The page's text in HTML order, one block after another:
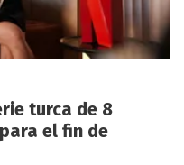
turca de 8
el fin de